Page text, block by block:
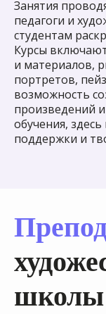
Занятия
педагоги и
студентам
Курсы
и материалов,
портретов,
возможность
произведений
обучения,
поддержки и
школы
Фото с
наших
Несколько раз
выставки
в галереях
и Вы